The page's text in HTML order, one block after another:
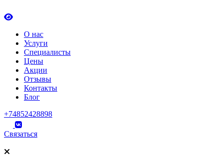
О нас
Услуги
Специалисты
Цены
Акции
Отзывы
Контакты
Блог
+74852428898
Связаться